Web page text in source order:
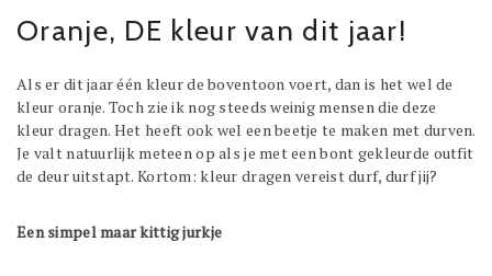
Oranje, DE kleur van dit jaar!
Als er dit jaar één kleur de boventoon voert, dan is het wel de
kleur oranje. Toch zie ik nog steeds weinig mensen die deze
kleur dragen. Het heeft ook wel een beetje te maken met durven.
Je valt natuurlijk meteen op als je met een bont gekleurde outfit
de deur uitstapt. Kortom: kleur dragen vereist durf, durf jij?
Een simpel maar kittig jurkje